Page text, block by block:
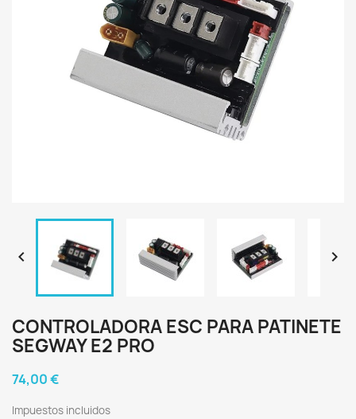
 
CONTROLADORA ESC PARA PATINETE
SEGWAY E2 PRO
74,00 €
Impuestos incluidos